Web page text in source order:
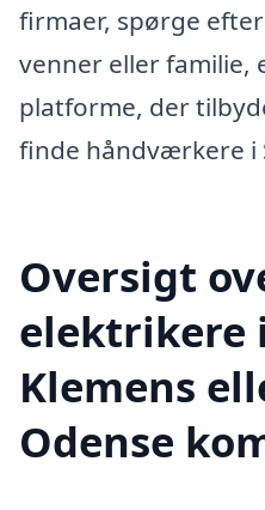
firmaer, spørge
venner eller familie,
platforme, der
finde håndværkere i
Oversigt
elektrikere
Klemens
Odense